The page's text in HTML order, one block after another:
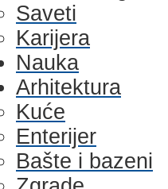
Saveti
Karijera
Nauka
Arhitektura
Kuće
Enterijer
Bašte i bazeni